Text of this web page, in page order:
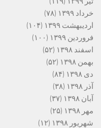
خرداد ۱۳۹۹
(۷۸)
اردیبهشت ۱۳۹۹
(۱۰۴)
فروردین ۱۳۹۹
(۱۰۰)
اسفند ۱۳۹۸
(۵۲)
بهمن ۱۳۹۸
(۵۲)
دی ۱۳۹۸
(۸۴)
آذر ۱۳۹۸
(۳۸)
آبان ۱۳۹۸
(۳۷)
مهر ۱۳۹۸
(۲۵)
شهریور ۱۳۹۸
(۱۲)